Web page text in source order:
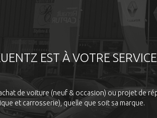
EST À VOTRE
de voiture (neuf & occasion) ou projet de
et carrosserie), quelle que soit sa marque.